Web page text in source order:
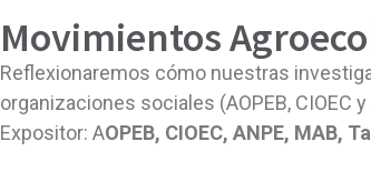
Movimientos
Reflexionaremos cómo nuestras
organizaciones sociales (AOPEB, CIOEC
Expositor: AOPEB, CIOEC, ANPE, MAB,